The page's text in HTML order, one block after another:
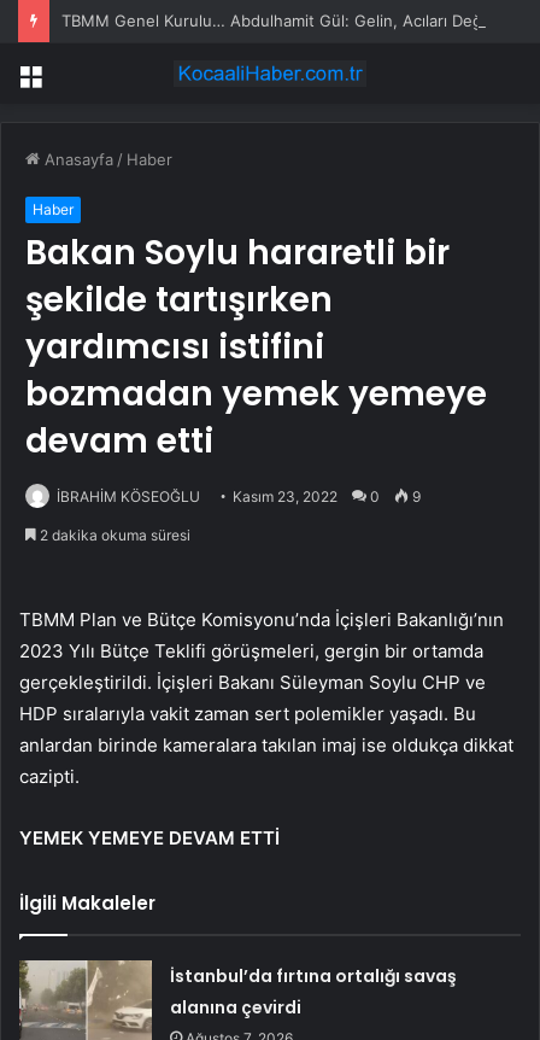
Menü
Anasayfa / Haber
Haber
Bakan Soylu hararetli bir
şekilde tartışırken
yardımcısı istifini
bozmadan yemek yemeye
devam etti
İBRAHİM KÖSEOĞLU Kasım 23, 2022 0 9
2 dakika okuma süresi
TBMM Plan ve Bütçe Komisyonu’nda İçişleri Bakanlığı’nın
2023 Yılı Bütçe Teklifi görüşmeleri, gergin bir ortamda
gerçekleştirildi. İçişleri Bakanı Süleyman Soylu CHP ve
HDP sıralarıyla vakit zaman sert polemikler yaşadı. Bu
anlardan birinde kameralara takılan imaj ise oldukça dikkat
cazipti.
YEMEK YEMEYE DEVAM ETTİ
İlgili Makaleler
İstanbul’da fırtına ortalığı savaş
alanına çevirdi